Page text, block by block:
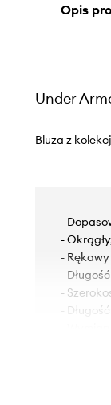
Opis
Under
Bluza z
-
-
-
-
-
-